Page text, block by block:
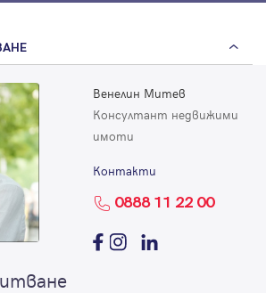
Венелин Митев
Консултант недвижими
имоти
Контакти
0888 11 22 00